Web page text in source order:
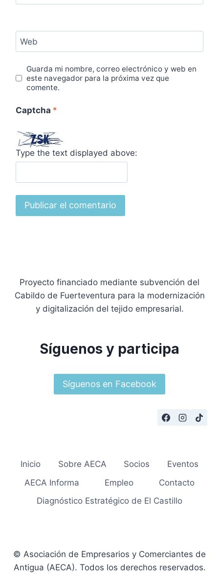
Web
Guarda mi nombre, correo electrónico y web en
este navegador para la próxima vez que
comente.
Captcha *
Type the text displayed above:
Proyecto financiado mediante subvención del
Cabildo de Fuerteventura para la modernización
y digitalización del tejido empresarial.
Síguenos y participa
Síguenos en Facebook
Inicio Sobre AECA Socios
Eventos
AECA Informa
Empleo
Contacto
Diagnóstico Estratégico de El Castillo
© Asociación de Empresarios y Comerciantes de
Antigua (AECA). Todos los derechos reservados.